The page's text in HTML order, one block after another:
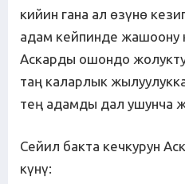
кийин гана ал өзүнө
адам кейпинде жашоону
Аскарды ошондо
таң каларлык
тең адамды дал ушунча
Сейил бакта кечкурун
күнү: